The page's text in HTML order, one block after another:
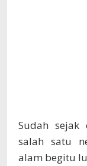
Sudah sejak
salah satu
alam begitu